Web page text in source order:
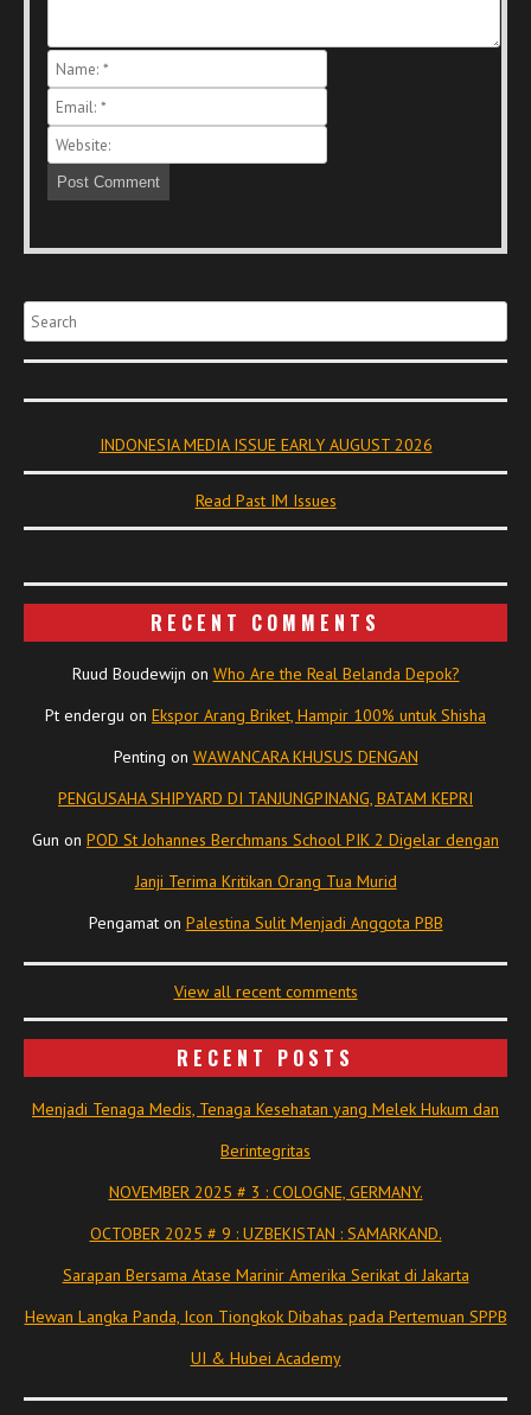
Search
INDONESIA MEDIA ISSUE EARLY AUGUST 2026
Read Past IM Issues
RECENT COMMENTS
Ruud Boudewijn on Who Are the Real Belanda Depok?
Pt endergu on Ekspor Arang Briket, Hampir 100% untuk Shisha
Penting on WAWANCARA KHUSUS DENGAN
PENGUSAHA SHIPYARD DI TANJUNGPINANG, BATAM KEPRI
Gun on POD St Johannes Berchmans School PIK 2 Digelar dengan
Janji Terima Kritikan Orang Tua Murid
Pengamaton Palestina Sulit Menjadi Anggota PBB
View all recent comments
RECENT POSTS
Menjadi Tenaga Medis, Tenaga Kesehatan yang Melek Hukum dan
Berintegritas
NOVEMBER 2025 # 3 : COLOGNE, GERMANY.
OCTOBER 2025 # 9 : UZBEKISTAN : SAMARKAND.
Sarapan Bersama Atase Marinir Amerika Serikat di Jakarta
Hewan Langka Panda, Icon Tiongkok Dibahas pada Pertemuan SPPB
UI & Hubei Academy